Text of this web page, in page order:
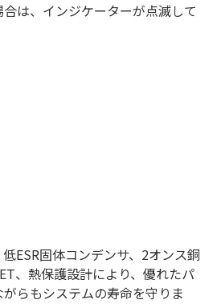
は、インジケーターが点滅して
ESR固体コンデンサ、2オンス銅
、熱保護設計により、優れたパ
らもシステムの寿命を守りま